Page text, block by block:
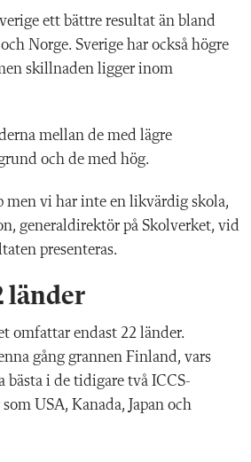
ett bättre resultat än bland
Norge. Sverige har också högre
skillnaden ligger inom
mellan de med lägre
och de med hög.
men vi har inte en likvärdig skola,
generaldirektör på Skolverket, vid
presenteras.
länder
omfattar endast 22 länder.
gång grannen Finland, vars
i de tidigare två ICCS-
USA, Kanada, Japan och